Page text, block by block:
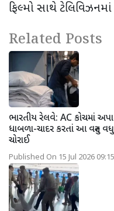
ફિલ્મો સાથે
Related Posts
ભારતીય રેલવે: AC કોચમાં
ધાબળા-ચાદર કરતાં આ વસ્તુ વધુ
ચોરાઈ
Published On 15 Jul 2026